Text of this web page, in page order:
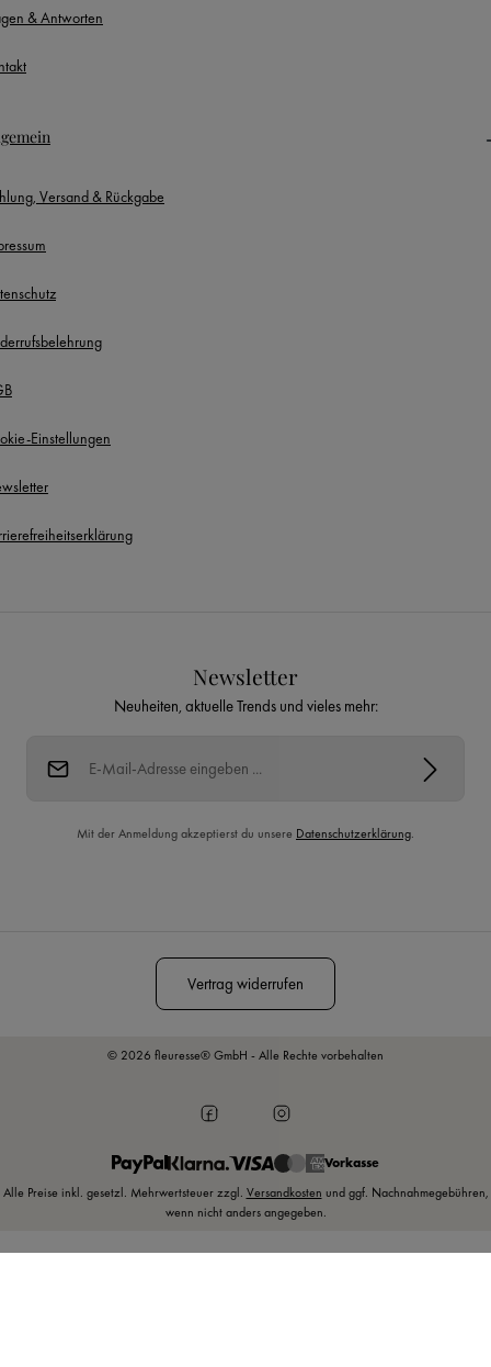
& Antworten
Versand & Rückgabe
Einstellungen
Newsletter
Neuheiten, aktuelle Trends und vieles mehr:
Mit der Anmeldung akzeptierst du unsere Datenschutzerklärung.
Vertrag widerrufen
© 2026 fleuresse® GmbH - Alle Rechte vorbehalten
Vorkasse
Alle Preise inkl. gesetzl. Mehrwertsteuer zzgl. Versandkosten und ggf. Nachnahmegebühren,
wenn nicht anders angegeben.